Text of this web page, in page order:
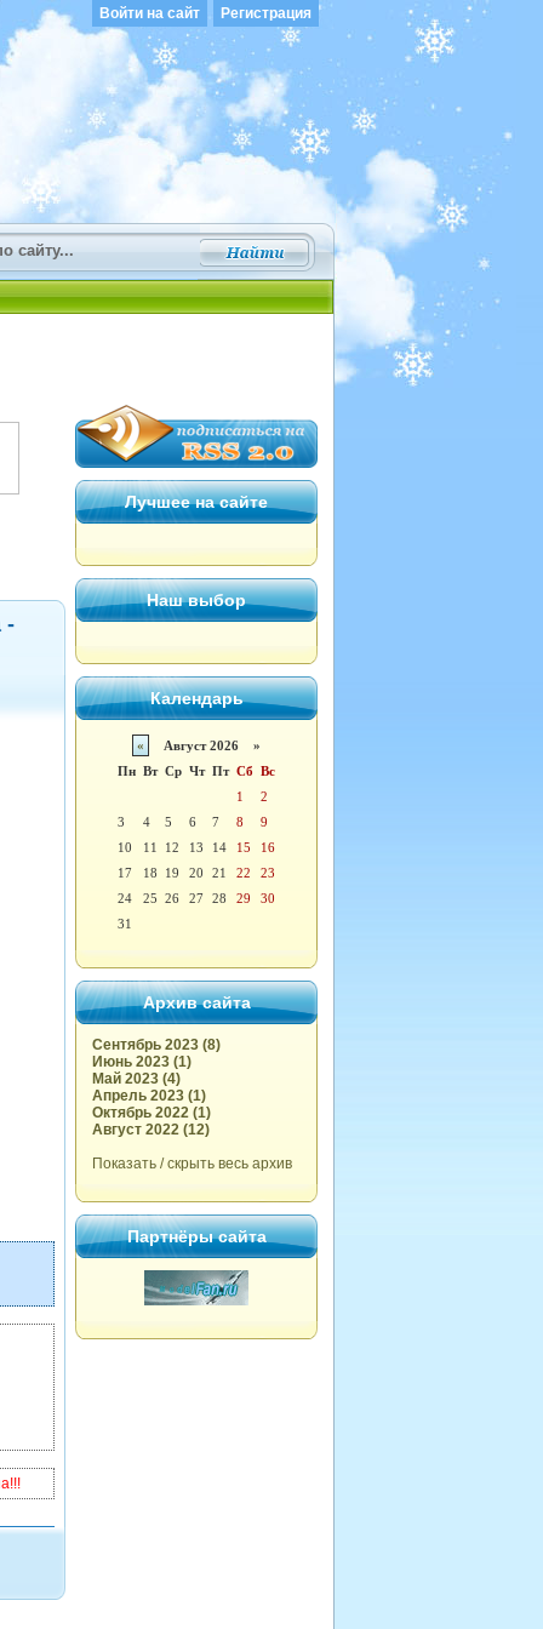
Войти на сайт Регистрация
-
Лучшее на сайте
Наш выбор
Календарь
«
Август 2026 »
Пн Вт Ср Чт Пт Сб Вс
1
2
3
4 5 6 7 8
9
10
11 12 13 14 15
16
17
18 19 20 21 22
23
24
25 26 27 28 29
30
31
Архив сайта
Сентябрь 2023 (8)
Июнь 2023 (1)
Май 2023 (4)
Апрель 2023 (1)
Октябрь 2022 (1)
Август 2022 (12)
Показать / скрыть весь архив
Партнёры сайта